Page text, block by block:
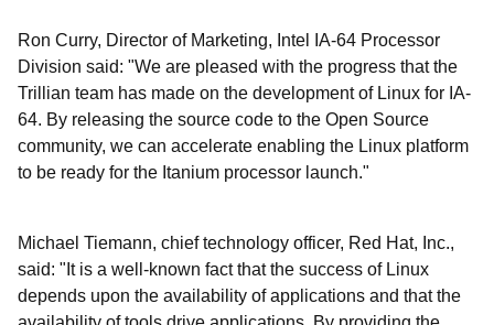
Ron Curry, Director of Marketing, Intel IA-64 Processor
Division said: "We are pleased with the progress that the
Trillian team has made on the development of Linux for IA-
64. By releasing the source code to the Open Source
community, we can accelerate enabling the Linux platform
to be ready for the Itanium processor launch."
Michael Tiemann, chief technology officer, Red Hat, Inc.,
said: "It is a well-known fact that the success of Linux
depends upon the availability of applications and that the